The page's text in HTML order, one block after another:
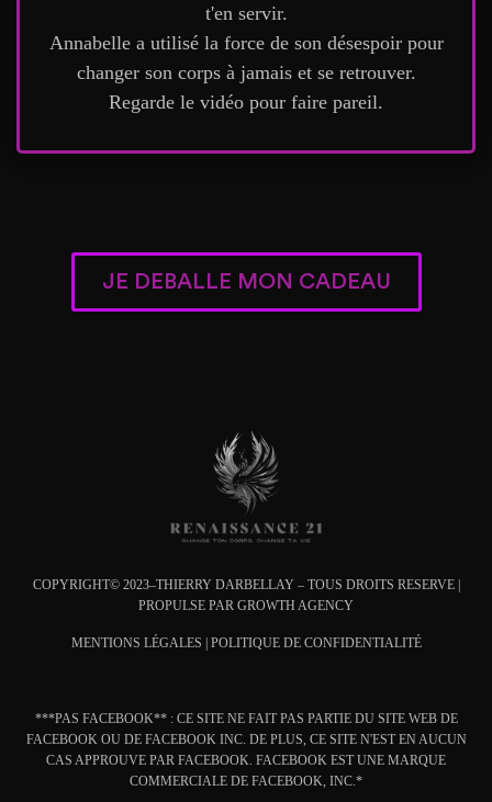
t'en servir.
Annabelle a utilisé la force de son désespoir pour
changer son corps à jamais et se retrouver.
Regarde le vidéo pour faire pareil.
JE DEBALLE MON CADEAU
COPYRIGHT© 2023–THIERRY DARBELLAY – TOUS DROITS RESERVE |
PROPULSE PAR GROWTH AGENCY
MENTIONS LÉGALES | POLITIQUE DE CONFIDENTIALITÉ
***PAS FACEBOOK** : CE SITE NE FAIT PAS PARTIE DU SITE WEB DE
FACEBOOK OU DE FACEBOOK INC. DE PLUS, CE SITE N'EST EN AUCUN
CAS APPROUVE PAR FACEBOOK. FACEBOOK EST UNE MARQUE
COMMERCIALE DE FACEBOOK, INC.*